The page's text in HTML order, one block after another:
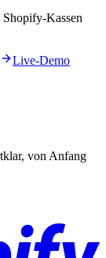
Kassen
Live-Demo
von Anfang